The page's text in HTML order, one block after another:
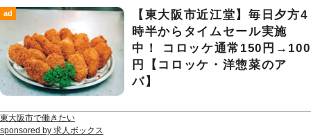
ad
【東大阪市近江堂】毎日夕方4
時半からタイムセール実施
中！ コロッケ通常150円→100
円【コロッケ・洋惣菜のア
バ】
東大阪市で働きたい
sponsored by 求人ボックス